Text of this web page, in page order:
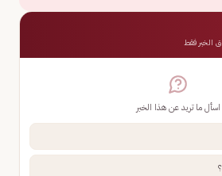
الخبر فقط
اسأل ما تريد عن هذا الخبر